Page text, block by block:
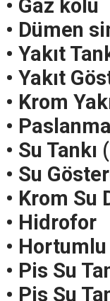
• Gaz kolu
• Dümen
• Yakıt
• Yakıt
• Krom
•
• Su Tankı
• Su
• Krom Su
• Hidrofor
• Hortumlu
• Pis Su
• Pis Su